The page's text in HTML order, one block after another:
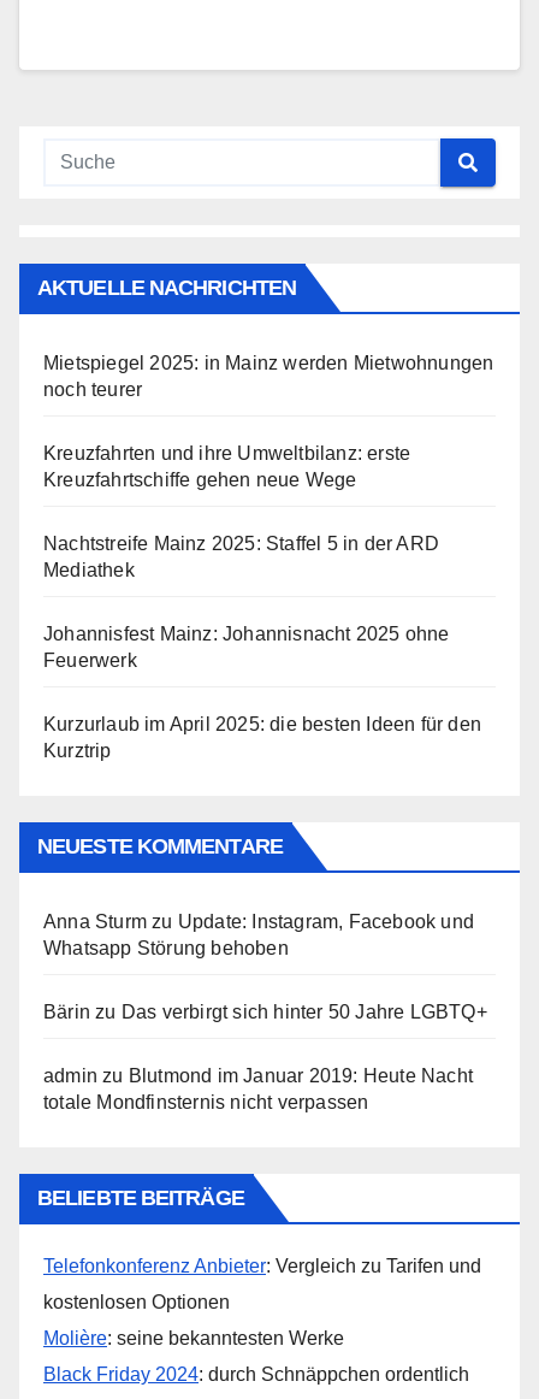
AKTUELLE NACHRICHTEN
Mietspiegel 2025: in Mainz werden Mietwohnungen
noch teurer
Kreuzfahrten und ihre Umweltbilanz: erste
Kreuzfahrtschiffe gehen neue Wege
Nachtstreife Mainz 2025: Staffel 5 in der ARD
Mediathek
Johannisfest Mainz: Johannisnacht 2025 ohne
Feuerwerk
Kurzurlaub im April 2025: die besten Ideen für den
Kurztrip
NEUESTE KOMMENTARE
Anna Sturm zu Update: Instagram, Facebook und
Whatsapp Störung behoben
Bärin zu Das verbirgt sich hinter 50 Jahre LGBTQ+
admin zu Blutmond im Januar 2019: Heute Nacht
totale Mondfinsternis nicht verpassen
BELIEBTE BEITRÄGE
Telefonkonferenz Anbieter: Vergleich zu Tarifen und
kostenlosen Optionen
Molière: seine bekanntesten Werke
Black Friday 2024: durch Schnäppchen ordentlich